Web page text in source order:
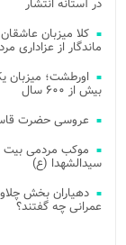
در آستانه انتشار
کلا میزبان
ماندگار از عزاداری
اورطشت؛ میزبان
بیش از ۶۰۰ سال
عروسی حضرت
موکب مردمی بیت‌
سیدالشهدا (ع)
دهیاران بخش
عمرانی چه گفتند؟